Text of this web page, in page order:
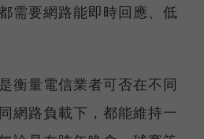
需要網路能即時回應、低
衡量電信業者可否在不同
網路負載下，都能維持一